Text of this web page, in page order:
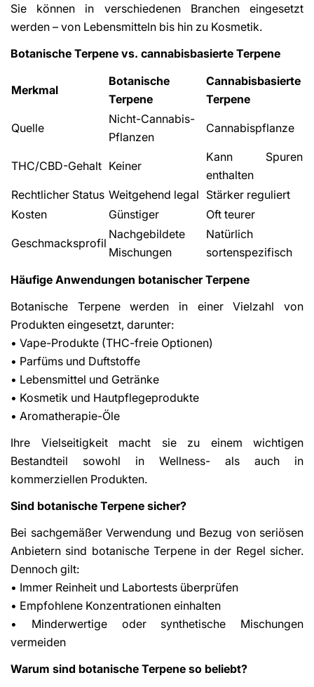
Sie können in verschiedenen Branchen eingesetzt
werden – von Lebensmitteln bis hin zu Kosmetik.
Botanische Terpene vs. cannabisbasierte Terpene
Merkmal
Botanische
Terpene
Cannabisbasierte
Terpene
Quelle
Nicht-Cannabis-
Pflanzen
Cannabispflanze
THC/CBD-Gehalt Keiner
Kann Spuren
enthalten
Rechtlicher Status Weitgehend legal Stärker reguliert
Kosten
Günstiger Oft teurer
Geschmacksprofil
Nachgebildete
Mischungen
Natürlich
sortenspezifisch
Häufige Anwendungen botanischer Terpene
Botanische Terpene werden in einer Vielzahl von
Produkten eingesetzt, darunter:
• Vape-Produkte (THC-freie Optionen)
• Parfüms und Duftstoffe
• Lebensmittel und Getränke
• Kosmetik und Hautpflegeprodukte
• Aromatherapie-Öle
Ihre Vielseitigkeit macht sie zu einem wichtigen
Bestandteil sowohl in Wellness- als auch in
kommerziellen Produkten.
Sind botanische Terpene sicher?
Bei sachgemäßer Verwendung und Bezug von seriösen
Anbietern sind botanische Terpene in der Regel sicher.
Dennoch gilt:
• Immer Reinheit und Labortests überprüfen
• Empfohlene Konzentrationen einhalten
• Minderwertige oder synthetische Mischungen
vermeiden
Warum sind botanische Terpene so beliebt?